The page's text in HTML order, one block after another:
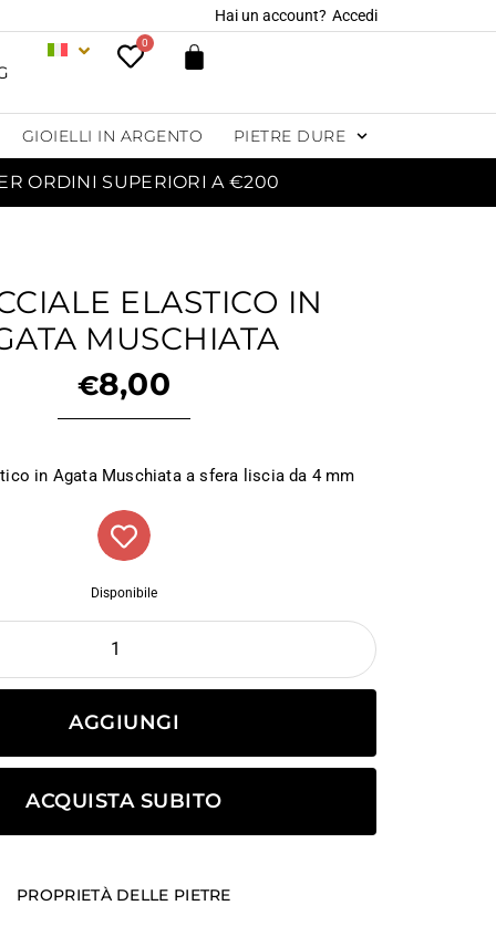
Hai un account? Accedi
0
GIOIELLI IN ARGENTO PIETRE DURE
ORDINI SUPERIORI A €200
ELASTICO IN
MUSCHIATA
€8,00
in Agata Muschiata a sfera liscia da 4 mm
Disponibile
AGGIUNGI
ACQUISTA SUBITO
PROPRIETÀ DELLE PIETRE